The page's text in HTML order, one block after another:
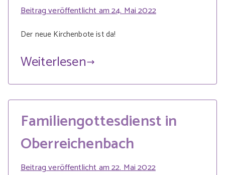
Beitrag veröffentlicht am24. Mai 2022
Der neue Kirchenbote ist da!
Weiterlesen
Familiengottesdienst in
Oberreichenbach
Beitrag veröffentlicht am22. Mai 2022